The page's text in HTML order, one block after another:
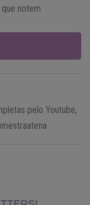
notem
pelo Youtube,